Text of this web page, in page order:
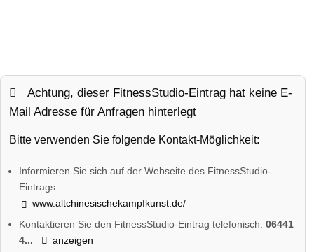
Achtung, dieser FitnessStudio-Eintrag hat keine E-
Mail Adresse für Anfragen hinterlegt
Bitte verwenden Sie folgende Kontakt-Möglichkeit:
Informieren Sie sich auf der Webseite des FitnessStudio-
Eintrags:
www.altchinesischekampfkunst.de/
Kontaktieren Sie den FitnessStudio-Eintrag telefonisch:06441
4...
anzeigen